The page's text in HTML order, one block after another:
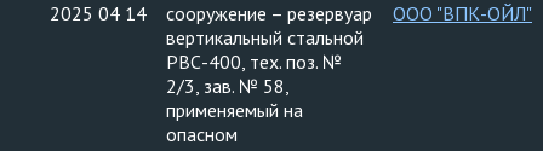
2025 04 14
сооружение – резервуар
вертикальный стальной
РВС-400, тех. поз. №
2/3, зав. № 58,
применяемый на
опасном
ООО "ВПК-ОЙЛ"